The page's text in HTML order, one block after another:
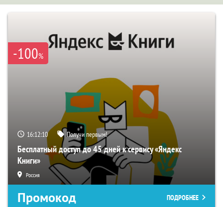
-100%
16:12:09 Получи первым!
Бесплатный доступ до 45 дней к сервису «Яндекс
Книги»
Россия
Промокод ПОДРОБНЕЕ